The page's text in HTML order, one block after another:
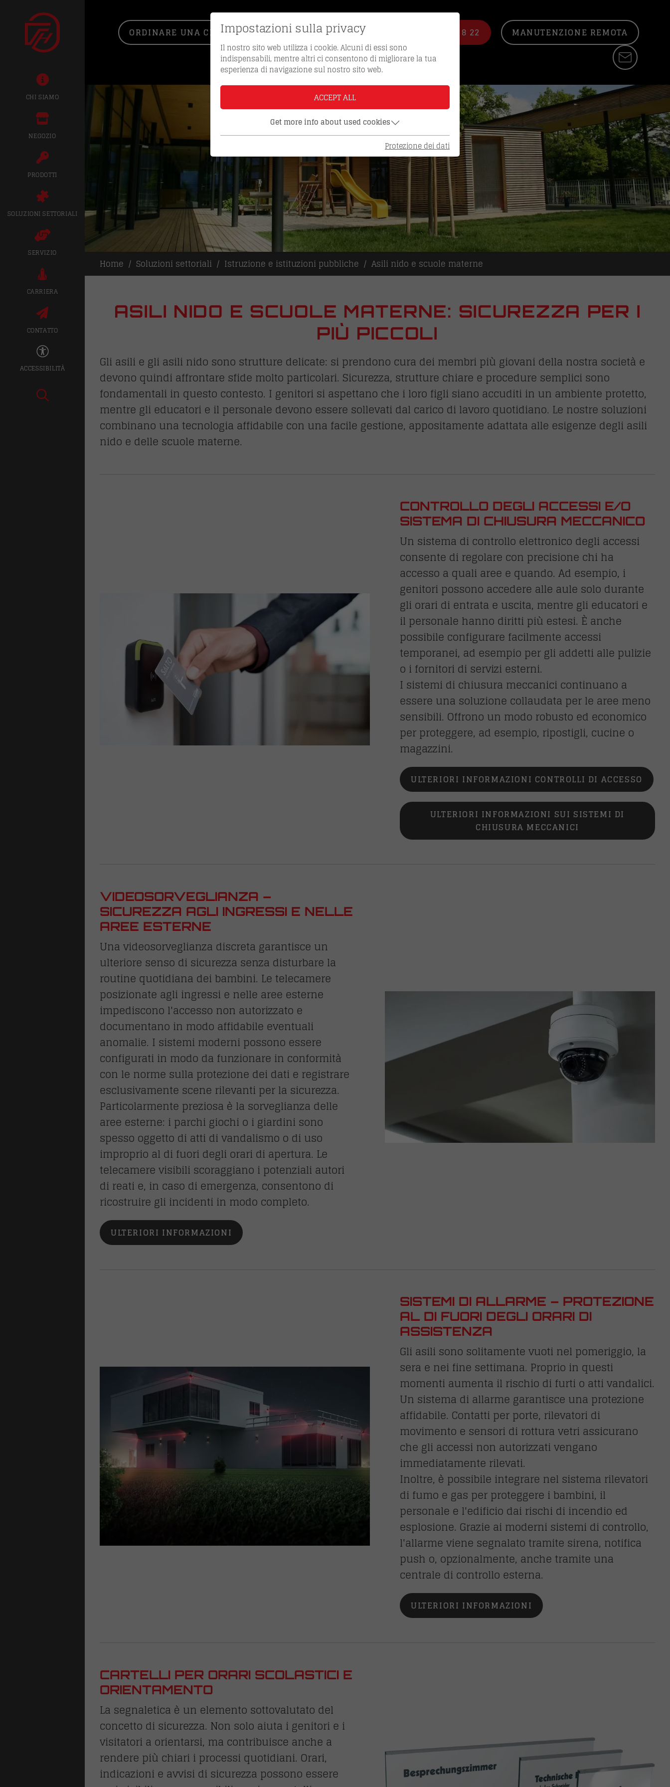
ORDINARE UNA CHIAVE DI RICAMBIO NUMERO VERDE 0512 / 22 8 22 MANUTENZIONE REMOTA
CHI SIAMO
NEGOZIO
PRODOTTI
SOLUZIONI SETTORIALI
SERVIZIO
CARRIERA
CONTATTO
ACCESSIBILITÀ
Home Soluzioni settoriali Istruzione e istituzioni pubbliche Asili nido e scuole materne
ASILI NIDO E SCUOLE MATERNE: SICUREZZA PER I
PIÙ PICCOLI
Gli asili e gli asili nido sono strutture delicate: si prendono cura dei membri più giovani della nostra società e
devono quindi affrontare sfide molto particolari. Sicurezza, strutture chiare e procedure semplici sono
fondamentali in questo contesto. I genitori si aspettano che i loro figli siano accuditi in un ambiente protetto,
mentre gli educatori e il personale devono essere sollevati dal carico di lavoro quotidiano. Le nostre soluzioni
combinano una tecnologia affidabile con una facile gestione, appositamente adattata alle esigenze degli asili
nido e delle scuole materne.
CONTROLLO DEGLI ACCESSI E/O
SISTEMA DI CHIUSURA MECCANICO
Un sistema di controllo elettronico degli accessi
consente di regolare con precisione chi ha
accesso a quali aree e quando. Ad esempio, i
genitori possono accedere alle aule solo durante
gli orari di entrata e uscita, mentre gli educatori e
il personale hanno diritti più estesi. È anche
possibile configurare facilmente accessi
temporanei, ad esempio per gli addetti alle pulizie
o i fornitori di servizi esterni.
I sistemi di chiusura meccanici continuano a
essere una soluzione collaudata per le aree meno
sensibili. Offrono un modo robusto ed economico
per proteggere, ad esempio, ripostigli, cucine o
magazzini.
ULTERIORI INFORMAZIONI CONTROLLI DI ACCESSO
ULTERIORI INFORMAZIONI SUI SISTEMI DI
CHIUSURA MECCANICI
VIDEOSORVEGLIANZA –
SICUREZZA AGLI INGRESSI E NELLE
AREE ESTERNE
Una videosorveglianza discreta garantisce un
ulteriore senso di sicurezza senza disturbare la
routine quotidiana dei bambini. Le telecamere
posizionate agli ingressi e nelle aree esterne
impediscono l'accesso non autorizzato e
documentano in modo affidabile eventuali
anomalie. I sistemi moderni possono essere
configurati in modo da funzionare in conformità
con le norme sulla protezione dei dati e registrare
esclusivamente scene rilevanti per la sicurezza.
Particolarmente preziosa è la sorveglianza delle
aree esterne: i parchi giochi o i giardini sono
spesso oggetto di atti di vandalismo o di uso
improprio al di fuori degli orari di apertura. Le
telecamere visibili scoraggiano i potenziali autori
di reati e, in caso di emergenza, consentono di
ricostruire gli incidenti in modo completo.
ULTERIORI INFORMAZIONI
SISTEMI DI ALLARME – PROTEZIONE
AL DI FUORI DEGLI ORARI DI
ASSISTENZA
Gli asili sono solitamente vuoti nel pomeriggio, la
sera e nei fine settimana. Proprio in questi
momenti aumenta il rischio di furti o atti vandalici.
Un sistema di allarme garantisce una protezione
affidabile. Contatti per porte, rilevatori di
movimento e sensori di rottura vetri assicurano
che gli accessi non autorizzati vengano
immediatamente rilevati.
Inoltre, è possibile integrare nel sistema rilevatori
di fumo e gas per proteggere i bambini, il
personale e l'edificio dai rischi di incendio ed
esplosione. Grazie ai moderni sistemi di controllo,
l'allarme viene segnalato tramite sirena, notifica
push o, opzionalmente, anche tramite una
centrale di controllo esterna.
ULTERIORI INFORMAZIONI
CARTELLI PER ORARI SCOLASTICI E
ORIENTAMENTO
La segnaletica è un elemento sottovalutato del
concetto di sicurezza. Non solo aiuta i genitori e i
visitatori a orientarsi, ma contribuisce anche a
rendere più chiari i processi quotidiani. Orari,
indicazioni e avvisi di sicurezza possono essere
Impostazioni sulla privacy
Il nostro sito web utilizza i cookie. Alcuni di essi sono
indispensabili, mentre altri ci consentono di migliorare la tua
esperienza di navigazione sul nostro sito web.
ACCEPT ALL
Get more info about used cookies
Protezione dei dati